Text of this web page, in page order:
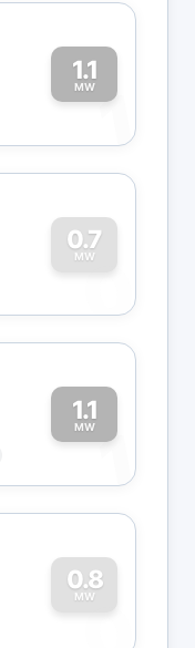
1.1
MW1
0.7
MW
0
1.1
MW1
0.8
MW